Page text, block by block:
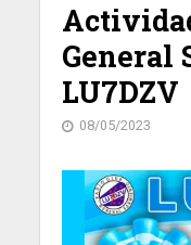
General
LU7DZV
08/05/2023